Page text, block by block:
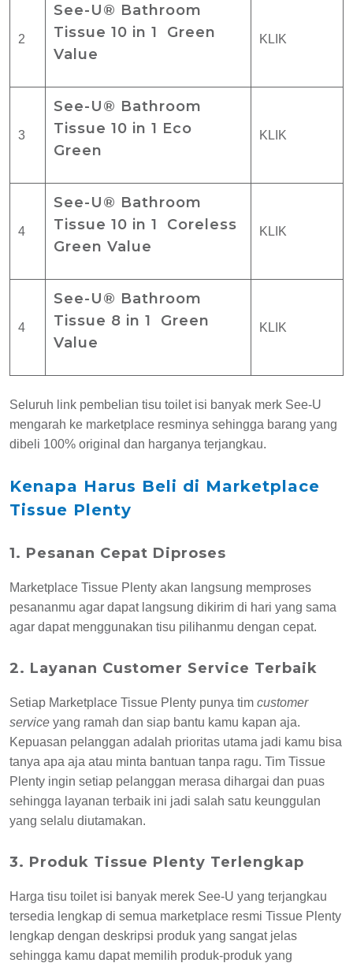
2
See-U® Bathroom
Tissue 10 in 1 Green
Value
KLIK
3
See-U® Bathroom
Tissue 10 in 1 Eco
Green
KLIK
4
See-U® Bathroom
Tissue 10 in 1 Coreless
Green Value
KLIK
4
See-U® Bathroom
Tissue 8 in 1 Green
Value
KLIK
Seluruh link pembelian tisu toilet isi banyak merk See-U
mengarah ke marketplace resminya sehingga barang yang
dibeli 100% original dan harganya terjangkau.
Kenapa Harus Beli di Marketplace
Tissue Plenty
1. Pesanan Cepat Diproses
Marketplace Tissue Plenty akan langsung memproses
pesananmu agar dapat langsung dikirim di hari yang sama
agar dapat menggunakan tisu pilihanmu dengan cepat.
2. Layanan Customer Service Terbaik
Setiap Marketplace Tissue Plenty punya tim customer
service yang ramah dan siap bantu kamu kapan aja.
Kepuasan pelanggan adalah prioritas utama jadi kamu bisa
tanya apa aja atau minta bantuan tanpa ragu. Tim Tissue
Plenty ingin setiap pelanggan merasa dihargai dan puas
sehingga layanan terbaik ini jadi salah satu keunggulan
yang selalu diutamakan.
3. Produk Tissue Plenty Terlengkap
Harga tisu toilet isi banyak merek See-U yang terjangkau
tersedia lengkap di semua marketplace resmi Tissue Plenty
lengkap dengan deskripsi produk yang sangat jelas
sehingga kamu dapat memilih produk-produk yang